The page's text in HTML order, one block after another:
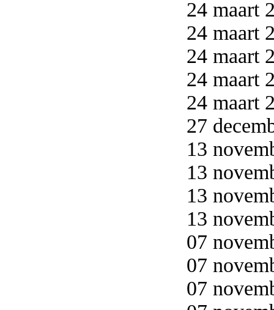
24 maart
24 maart
24 maart
24 maart
24 maart
27
13
13
13
13
07
07
07